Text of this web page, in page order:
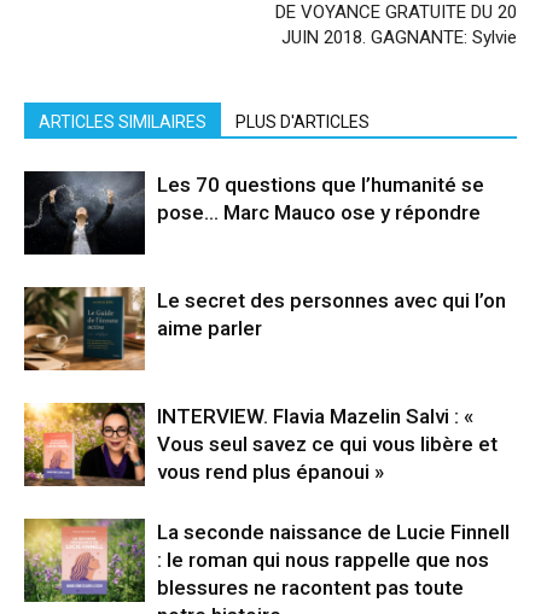
DE VOYANCE GRATUITE DU 20
JUIN 2018. GAGNANTE: Sylvie
ARTICLES SIMILAIRES PLUS D'ARTICLES
Les 70 questions que l’humanité se
pose… Marc Mauco ose y répondre
Le secret des personnes avec qui l’on
aime parler
INTERVIEW. Flavia Mazelin Salvi : «
Vous seul savez ce qui vous libère et
vous rend plus épanoui »
La seconde naissance de Lucie Finnell
: le roman qui nous rappelle que nos
blessures ne racontent pas toute